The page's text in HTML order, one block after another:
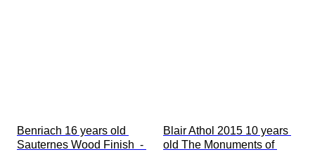
Benriach 16 years old
Sauternes Wood Finish  -
Blair Athol 2015 10 years
old The Monuments of